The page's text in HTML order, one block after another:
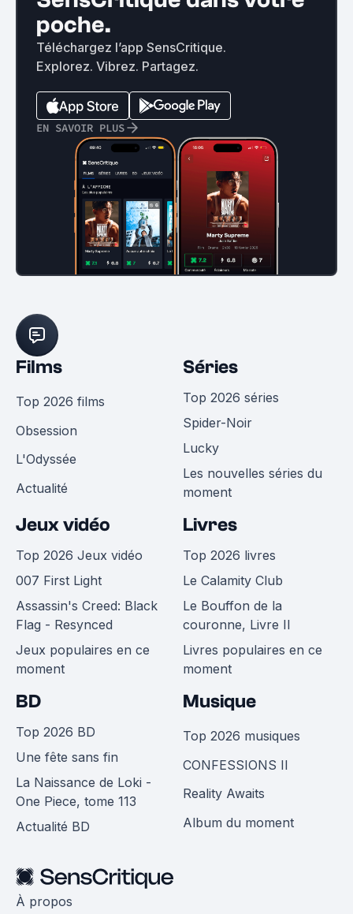
poche.
Téléchargez l’app SensCritique.
Explorez. Vibrez. Partagez.
EN SAVOIR PLUS
Films
Top 2026 films
Obsession
L'Odyssée
Actualité
Séries
Top 2026 séries
Spider-Noir
Lucky
Les nouvelles séries du
moment
Jeux vidéo
Top 2026 Jeux vidéo
007 First Light
Assassin's Creed: Black
Flag - Resynced
Jeux populaires en ce
moment
Livres
Top 2026 livres
Le Calamity Club
Le Bouffon de la
couronne, Livre II
Livres populaires en ce
moment
BD
Top 2026 BD
Une fête sans fin
La Naissance de Loki -
One Piece, tome 113
Actualité BD
Musique
Top 2026 musiques
CONFESSIONS II
Reality Awaits
Album du moment
À propos